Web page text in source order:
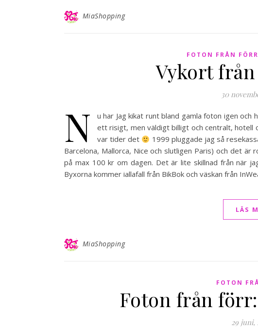
MiaShopping
FOTON FRÅN FÖRR
Vykort från
30
N
u har Jag kikat runt bland gamla foton igen
ett risigt, men väldigt billigt och centralt, hotell
var tider det
1999 pluggade jag så
Barcelona, Mallorca, Nice och slutligen Paris) och det
på max 100 kr om dagen. Det är lite skillnad från när
Byxorna kommer iallafall från BikBok och väskan från
LÄS
MiaShopping
FOTON
Foton från
29 juni,